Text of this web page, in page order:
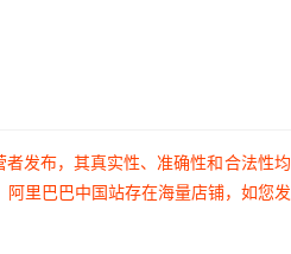
发布，其真实性、准确性和合法性
里巴巴中国站存在海量店铺，如您